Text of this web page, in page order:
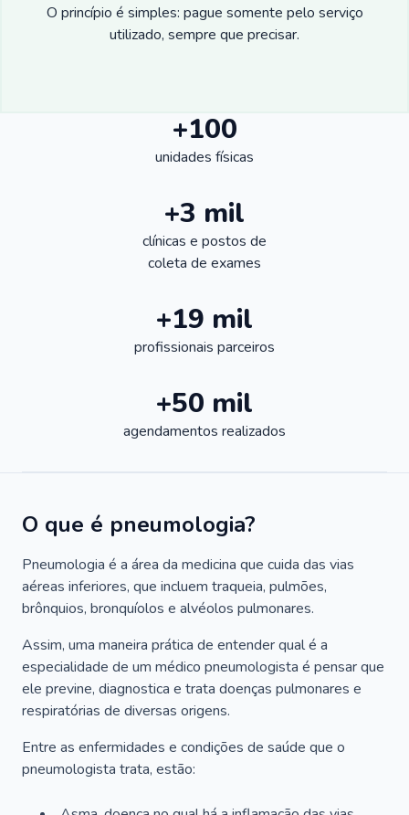
O princípio é simples: pague somente pelo serviço
utilizado, sempre que precisar.
+100
unidades físicas
+3 mil
clínicas e postos de
coleta de exames
+19 mil
profissionais parceiros
+50 mil
agendamentos realizados
O que é pneumologia?
Pneumologia é a área da medicina que cuida das vias
aéreas inferiores, que incluem traqueia, pulmões,
brônquios, bronquíolos e alvéolos pulmonares.
Assim, uma maneira prática de entender qual é a
especialidade de um médico pneumologista é pensar que
ele previne, diagnostica e trata doenças pulmonares e
respiratórias de diversas origens.
Entre as enfermidades e condições de saúde que o
pneumologista trata, estão: